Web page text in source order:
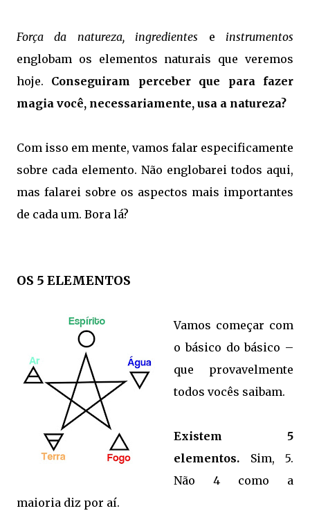
Força da natureza, ingredientes e instrumentos
englobam os elementos naturais que veremos
hoje. Conseguiram perceber que para fazer
magia você, necessariamente, usa a natureza?
Com isso em mente, vamos falar especificamente
sobre cada elemento. Não englobarei todos aqui,
mas falarei sobre os aspectos mais importantes
de cada um. Bora lá?
OS 5 ELEMENTOS
Vamos começar com
o básico do básico –
que provavelmente
todos vocês saibam.
Existem 5
elementos. Sim, 5.
Não 4 como a
maioria diz por aí.